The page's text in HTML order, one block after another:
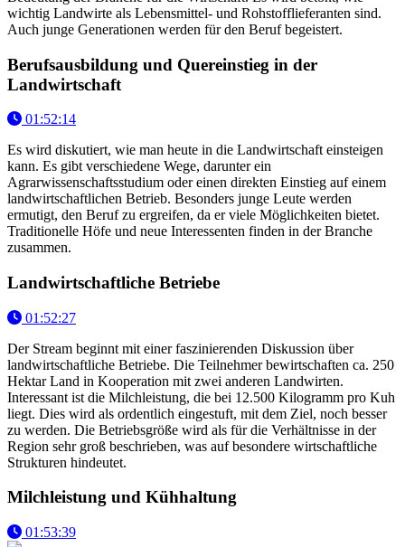
wichtig Landwirte als Lebensmittel- und Rohstofflieferanten sind.
Auch junge Generationen werden für den Beruf begeistert.
Berufsausbildung und Quereinstieg in der
Landwirtschaft
01:52:14
Es wird diskutiert, wie man heute in die Landwirtschaft einsteigen
kann. Es gibt verschiedene Wege, darunter ein
Agrarwissenschaftsstudium oder einen direkten Einstieg auf einem
landwirtschaftlichen Betrieb. Besonders junge Leute werden
ermutigt, den Beruf zu ergreifen, da er viele Möglichkeiten bietet.
Traditionelle Höfe und neue Interessenten finden in der Branche
zusammen.
Landwirtschaftliche Betriebe
01:52:27
Der Stream beginnt mit einer faszinierenden Diskussion über
landwirtschaftliche Betriebe. Die Teilnehmer bewirtschaften ca. 250
Hektar Land in Kooperation mit zwei anderen Landwirten.
Interessant ist die Milchleistung, die bei 12.500 Kilogramm pro Kuh
liegt. Dies wird als ordentlich eingestuft, mit dem Ziel, noch besser
zu werden. Die Betriebsgröße wird als für die Verhältnisse in der
Region sehr groß beschrieben, was auf besondere wirtschaftliche
Strukturen hindeutet.
Milchleistung und Kühhaltung
01:53:39